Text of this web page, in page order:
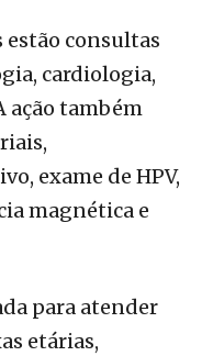
estão consultas
cardiologia,
ação também
exame de HPV,
magnética e
para atender
etárias,